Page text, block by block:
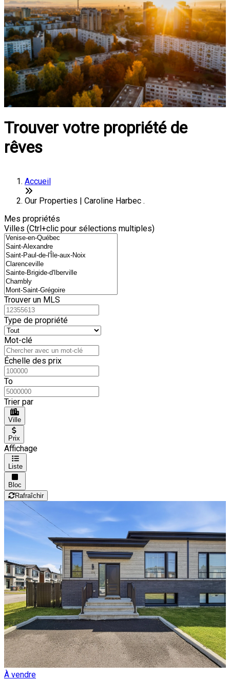
Trouver votre propriété de
rêves
Accueil
Our Properties | Caroline Harbec .
Mes propriétés
Villes (Ctrl+clic pour sélections multiples)
Trouver un MLS
Type de propriété
Mot-clé
Échelle des prix
To
Trier par
Ville
Prix
Affichage
Liste
Bloc
Rafraîchir
À vendre